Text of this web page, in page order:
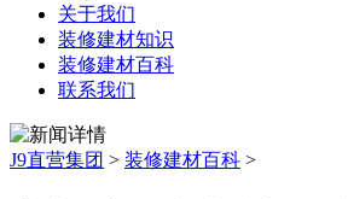
关于我们
装修建材知识
装修建材百科
联系我们
J9直营集团 > 装修建材百科 >